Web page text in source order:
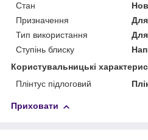
Стан
Призначення
Для
Тип використання
Для
Ступінь блиску
Користувальницькі
Плінтус підлоговий
Приховати